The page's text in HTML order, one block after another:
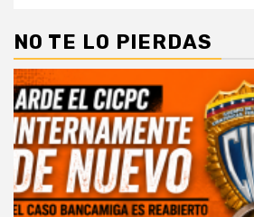
NO TE LO PIERDAS